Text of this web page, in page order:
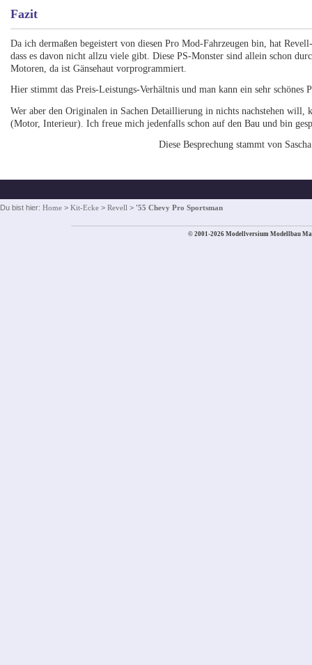
Fazit
Da ich dermaßen begeistert von diesen Pro Mod-Fahrzeugen bin, hat
dass es davon nicht allzu viele gibt. Diese PS-Monster sind allein schon
Motoren, da ist Gänsehaut vorprogrammiert.
Hier stimmt das Preis-Leistungs-Verhältnis und man kann ein sehr schönes
Wer aber den Originalen in Sachen Detaillierung in nichts nachstehen
(Motor, Interieur). Ich freue mich jedenfalls schon auf den Bau und bin
Diese Besprechung stammt von
Du bist hier: Home > Kit-Ecke > Revell > '55 Chevy Pro Sportsman
© 2001-2026 Modellversium Modellbau